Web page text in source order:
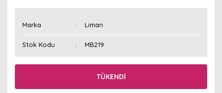
Marka Liman
Stok Kodu MB219
TÜKENDİ